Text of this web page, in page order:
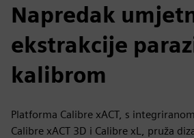
Napredak
ekstrakcije
kalibrom
Platforma Calibre xACT, s
Calibre xACT 3D i Calibre xL, pruža